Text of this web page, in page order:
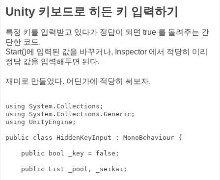
Unity 키보드로 히든 키 입력하기
특정 키를 입력받고 있다가 정답이 되면 true 를 돌려주는 간
단한 코드.
Start()에 입력된 값을 바꾸거나, Inspector 에서 적당히 미리
정답 값을 입력해두면 된다.
재미로 만들었다. 어딘가에 적당히 써보자.
using System.Collections;
using System.Collections.Generic;
using UnityEngine;
public class HiddenKeyInput : MonoBehaviour {
    public bool _key = false;
    public List
_pool, _seikai;